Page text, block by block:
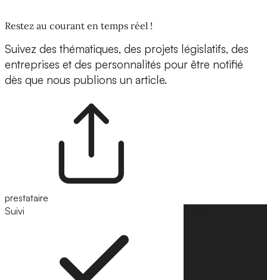
Restez au courant en temps réel !
Suivez des thématiques, des projets législatifs, des
entreprises et des personnalités pour être notifié
dès que nous publions un article.
prestataire
Suivi